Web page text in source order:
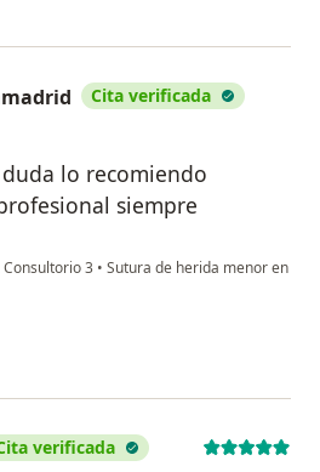
Cita verificada
lo recomiendo
siempre
Consultorio 3 • Sutura de herida menor en
Carlos Lamadrid
verificada